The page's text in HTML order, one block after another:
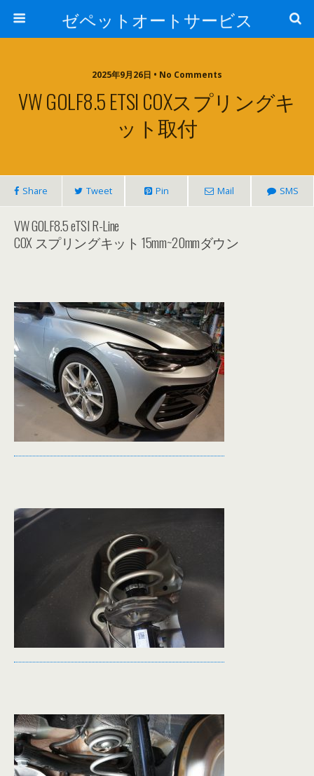
ゼペットオートサービス
2025年9月26日 • No Comments
VW GOLF8.5 ETSI COXスプリングキ
ット取付
Share Tweet Pin Mail SMS
VW GOLF8.5 eTSI R-Line
COX スプリングキット 15mm~20mmダウン